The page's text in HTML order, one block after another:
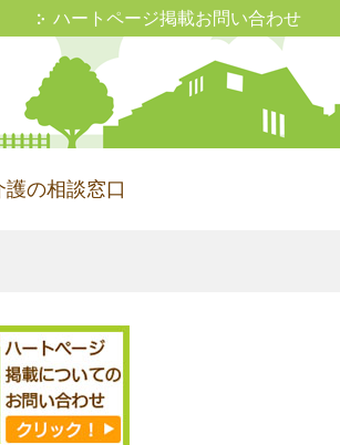
ハートページ掲載お問い合わせ
護の相談窓口